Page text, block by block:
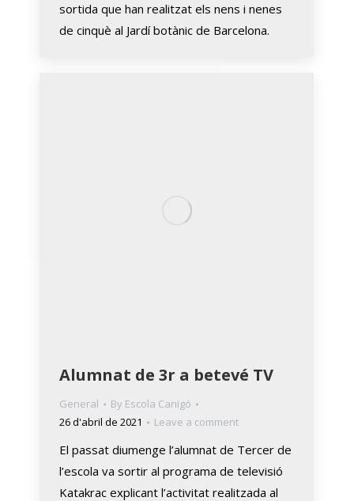
sortida que han realitzat els nens i nenes
de cinquè al Jardí botànic de Barcelona.
Alumnat de 3r a betevé TV
General By Escola Canigó
26 d'abril de 2021
Leave a comment
El passat diumenge l’alumnat de Tercer de
l’escola va sortir al programa de televisió
Katakrac explicant l’activitat realitzada al